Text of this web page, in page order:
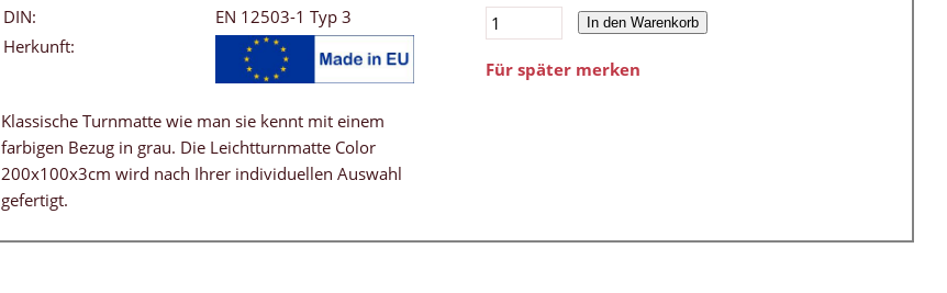
DIN:
EN 12503-1 Typ 3
Herkunft:
Klassische Turnmatte wie man sie kennt mit einem
farbigen Bezug in grau. Die Leichtturnmatte Color
200x100x3cm wird nach Ihrer individuellen Auswahl
gefertigt.
In den Warenkorb
Für später merken